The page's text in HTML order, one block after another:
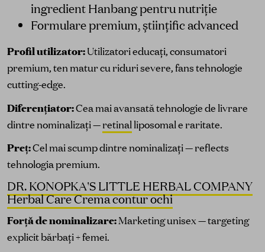
ingredient Hanbang pentru nutriție
Formulare premium, științific advanced
Profil utilizator:Utilizatori educați, consumatori
premium, ten matur cu riduri severe, fans tehnologie
cutting-edge.
Diferențiator:Cea mai avansată tehnologie de livrare
dintre nominalizați —retinal liposomal e raritate.
Preț:Cel mai scump dintre nominalizați — reflects
tehnologia premium.
DR. KONOPKA'S LITTLE HERBAL COMPANY
Herbal Care Crema contur ochi
Forță de nominalizare:Marketing unisex — targeting
explicit bărbați + femei.